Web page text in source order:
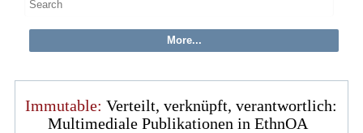
Immutable: Verteilt, verknüpft, verantwortlich:
Multimediale Publikationen in EthnOA